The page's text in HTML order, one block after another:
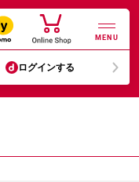
MENU
ログインする